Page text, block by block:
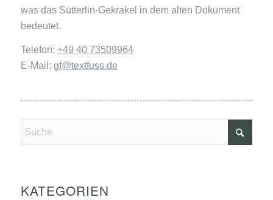
was das Sütterlin-Gekrakel in dem alten Dokument
bedeutet.
Telefon: +49 40 73509964
E-Mail: gf@textfuss.de
KATEGORIEN